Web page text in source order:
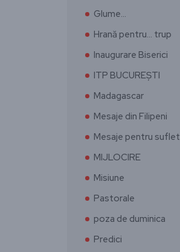
Glume…
Hrană pentru… trup
Inaugurare Biserici
ITP BUCUREȘTI
Madagascar
Mesaje din Filipeni
Mesaje pentru suflet
MIJLOCIRE
Misiune
Pastorale
poza de duminica
Predici